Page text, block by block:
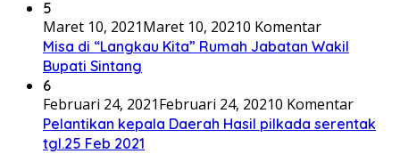
5
Maret 10, 2021Maret 10, 20210 Komentar
Misa di “Langkau Kita” Rumah Jabatan Wakil
Bupati Sintang
6
Februari 24, 2021Februari 24, 20210 Komentar
Pelantikan kepala Daerah Hasil pilkada serentak
tgl.25 Feb 2021